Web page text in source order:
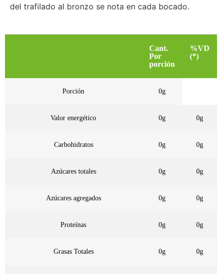
del trafilado al bronzo se nota en cada bocado.
Cant.
Por
porción
%VD
(*)
Porción 0g
Valor energético 0g 0g
Carbohidratos 0g 0g
Azúcares totales 0g 0g
Azúcares agregados 0g 0g
Proteínas 0g 0g
Grasas Totales 0g 0g